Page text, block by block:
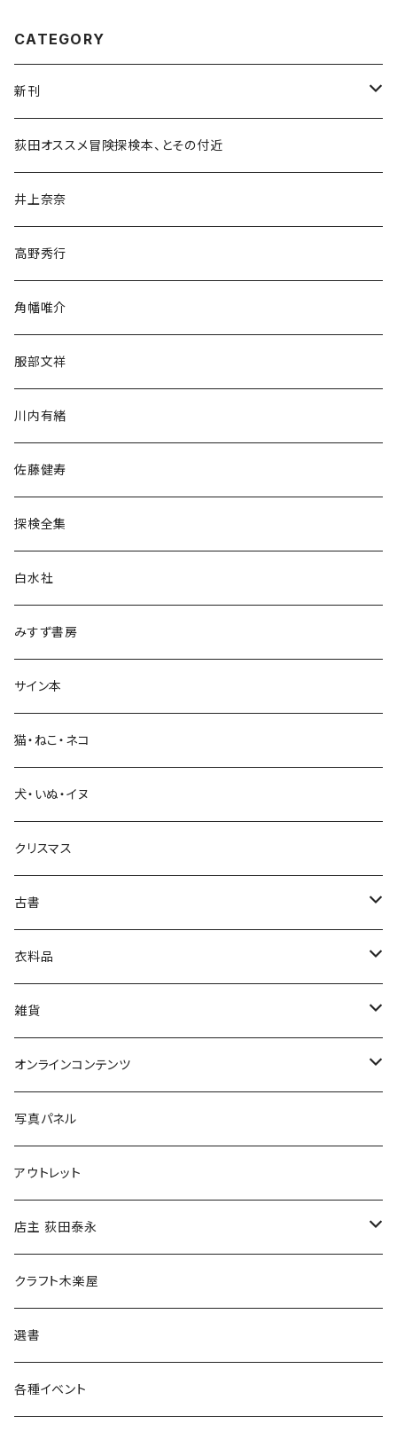
CATEGORY
新刊
和書
文学・小説・物語
随筆・ノンフィクション・その他
民族・風習
言語・ことば
生活・暮らし
芸術・絵画・写真
絵本・児童書
娯楽・エンターテインメント
荻田オススメ冒険探検本、とその付近
井上奈奈
高野秀行
角幡唯介
服部文祥
川内有緒
佐藤健寿
探検全集
白水社
みすず書房
サイン本
猫・ねこ・ネコ
犬・いぬ・イヌ
クリスマス
古書
古書セット
美術
衣料品
POLEWARDS
Tシャツ
雑貨
バッグ
ブックカバー
マグカップ
傘
食料品
その他
オンラインコンテンツ
冒険クロストーク
写真パネル
アウトレット
店主 荻田泰永
書籍
ウェア
クラフト木楽屋
選書
各種イベント